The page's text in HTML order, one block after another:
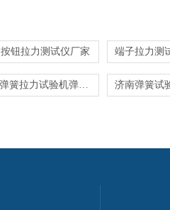
按钮拉力测试仪厂家
弹簧拉力试验机弹簧拉力试验机价格